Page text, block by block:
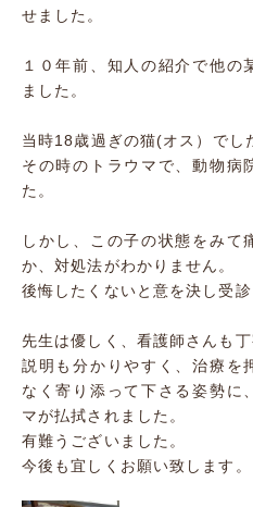
せました。
１０年前、知人の紹介で他の
ました。
当時18歳過ぎの猫(オス）でし
その時のトラウマで、動物病
た。
しかし、この子の状態をみて
か、対処法がわかりません。
後悔したくないと意を決し受診
先生は優しく、看護師さんも丁
説明も分かりやすく、治療を
なく寄り添って下さる姿勢に
マが払拭されました。
有難うございました。
今後も宜しくお願い致します。